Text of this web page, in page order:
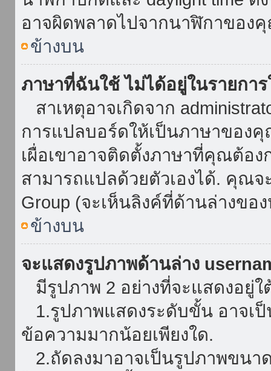
อาจผิดพลาดไปจากนาฬิกาของ
ข้างบน
ภาษาที่ฉันใช้ ไม่ได้อยู่ในรายการ
สาเหตุอาจเกิดจาก
การแปลบอร์ดให้เป็นภาษาของ
เผื่อเขาอาจติดตั้งภาษาที่คุณต้อ
สามารถแปลด้วยตัวเองได้. คุณจ
Group (จะเห็นลิงค์ที่ด้านล่างขอ
ข้างบน
จะแสดงรูปภาพด้านล่าง
มีรูปภาพ 2 อย่างที่จะแสดงอยู่ใ
1.รูปภาพแสดงระดับขั้น อาจเ
ข้อความมากน้อยเพียงใด.
2.ถัดลงมาอาจเป็นรูปภาพขนา